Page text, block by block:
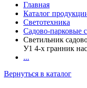
Главная
Каталог
Светотехника
Садово-парковые
Светильник
У1 4-х гранник
...
Вернуться в каталог